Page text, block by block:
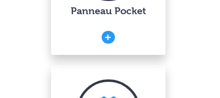
Panneau Pocket